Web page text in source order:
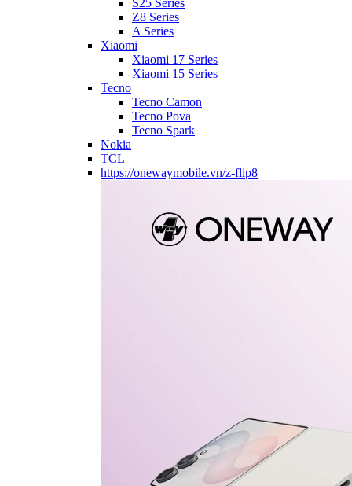
S25 Series
Z8 Series
A Series
Xiaomi
Xiaomi 17 Series
Xiaomi 15 Series
Tecno
Tecno Camon
Tecno Pova
Tecno Spark
Nokia
TCL
https://onewaymobile.vn/z-flip8